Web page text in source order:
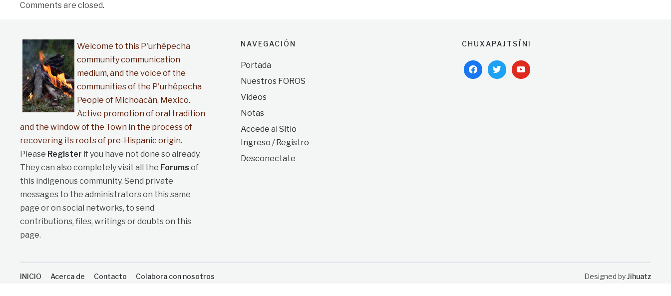
Comments are closed.
Welcome to this P'urhépecha
community communication
medium, and the voice of the
communities of the P'urhépecha
People of Michoacán, Mexico.
Active promotion of oral tradition
and the window of the Town in the process of
recovering its roots of pre-Hispanic origin.
Please Register if you have not done so already.
They can also completely visit all the Forums of
this indigenous community. Send private
messages to the administrators on this same
page or on social networks, to send
contributions, files, writings or doubts on this
page.
NAVEGACIÓN
Portada
Nuestros FOROS
Videos
Notas
Accede al Sitio
Ingreso / Registro
Desconectate
CHUXAPAJTSÏNI
facebooktwitteryoutube
INICIO Acerca de Contacto
Colabora con nosotros
Designed byJihuatz